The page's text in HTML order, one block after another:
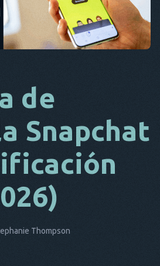
BG
CS
DA
ES
FR
NL
ES
Twitter Facebook Copiar enlace
de
Snapchat
Thompson